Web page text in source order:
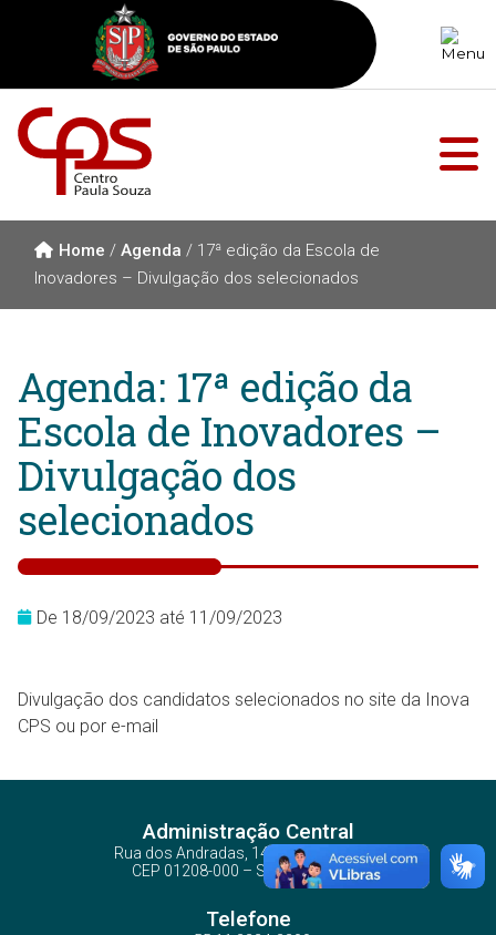
Home / Agenda / 17ª edição da Escola de
Inovadores – Divulgação dos selecionados
Agenda: 17ª edição da
Escola de Inovadores –
Divulgação dos
selecionados
De 18/09/2023 até 11/09/2023
Divulgação dos candidatos selecionados no site da Inova
CPS ou por e-mail
Administração Central
Rua dos Andradas, 140 - Santa Ifigênia
CEP 01208-000 – São Paulo – SP
Telefone